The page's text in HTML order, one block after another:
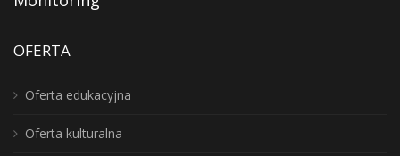
OFERTA
Oferta edukacyjna
Oferta kulturalna